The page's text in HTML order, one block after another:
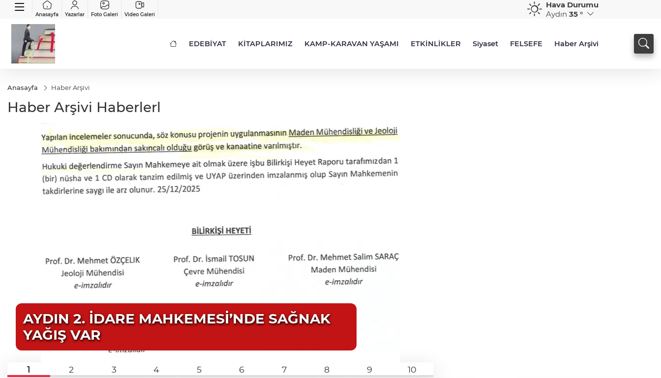
Anasayfa Yazarlar Foto Galeri Video Galeri
Hava Durumu
Aydın 35 °
EDEBİYAT KİTAPLARIMIZ KAMP-KARAVAN YAŞAMI ETKİNLİKLER Siyaset FELSEFE Haber Arşivi
Anasayfa Haber Arşivi
Haber Arşivi Haberlerl
AYDIN 2. İDARE MAHKEMESİ’NDE SAĞNAK
YAĞIŞ VAR
1 2 3 4 5 6 7 8 9 10